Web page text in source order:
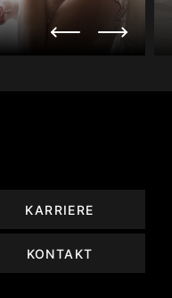
KARRIERE
KONTAKT